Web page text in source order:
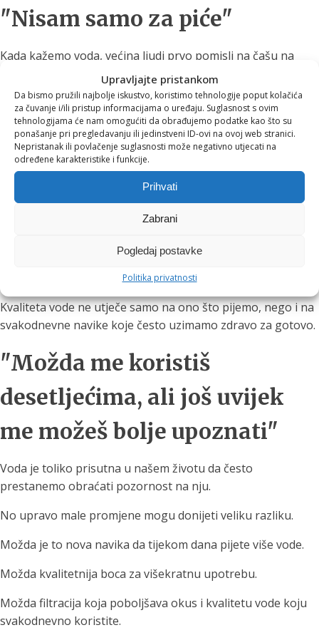
Upravljajte pristankom
Da bismo pružili najbolje iskustvo, koristimo tehnologije poput kolačića
za čuvanje i/ili pristup informacijama o uređaju. Suglasnost s ovim
tehnologijama će nam omogućiti da obrađujemo podatke kao što su
ponašanje pri pregledavanju ili jedinstveni ID-ovi na ovoj web stranici.
Nepristanak ili povlačenje suglasnosti može negativno utjecati na
određene karakteristike i funkcije.
Prihvati
Zabrani
Pogledaj postavke
Politika privatnosti
"Nisam samo za piće"
Kada kažemo voda, većina ljudi prvo pomisli na čašu na
Ali voda je prisutna u gotovo svakom dijelu našeg dana.
Tuširanje.
Kuhanje.
Kvaliteta vode ne utječe samo na ono što pijemo, nego i na
svakodnevne navike koje često uzimamo zdravo za gotovo.
"Možda me koristiš
desetljećima, ali još uvijek
me možeš bolje upoznati"
Voda je toliko prisutna u našem životu da često
prestanemo obraćati pozornost na nju.
No upravo male promjene mogu donijeti veliku razliku.
Možda je to nova navika da tijekom dana pijete više vode.
Možda kvalitetnija boca za višekratnu upotrebu.
Možda filtracija koja poboljšava okus i kvalitetu vode koju
svakodnevno koristite.